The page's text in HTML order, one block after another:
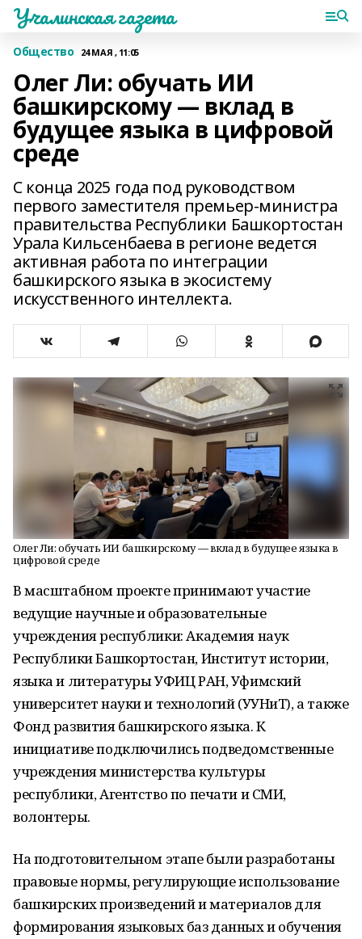
Учалинская газета
Общество 24 МАЯ , 11:05
Олег Ли: обучать ИИ
башкирскому — вклад в
будущее языка в цифровой
среде
С конца 2025 года под руководством
первого заместителя премьер-министра
правительства Республики Башкортостан
Урала Кильсенбаева в регионе ведется
активная работа по интеграции
башкирского языка в экосистему
искусственного интеллекта.
Олег Ли: обучать ИИ башкирскому — вклад в будущее языка в
цифровой среде
В масштабном проекте принимают участие
ведущие научные и образовательные
учреждения республики: Академия наук
Республики Башкортостан, Институт истории,
языка и литературы УФИЦ РАН, Уфимский
университет науки и технологий (УУНиТ), а также
Фонд развития башкирского языка. К
инициативе подключились подведомственные
учреждения министерства культуры
республики, Агентство по печати и СМИ,
волонтеры.
На подготовительном этапе были разработаны
правовые нормы, регулирующие использование
башкирских произведений и материалов для
формирования языковых баз данных и обучения